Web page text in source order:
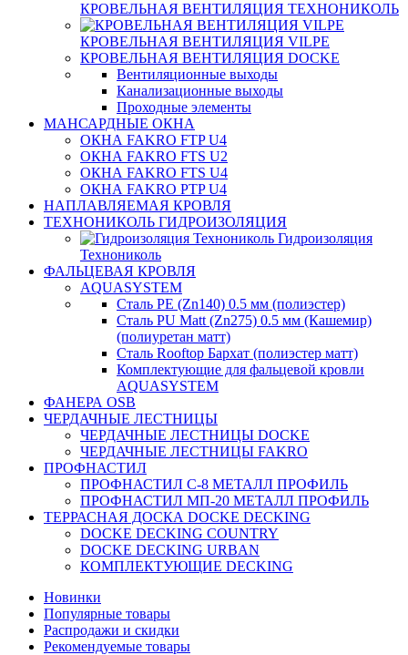
КРОВЕЛЬНАЯ ВЕНТИЛЯЦИЯ ТЕХНОНИКОЛЬ
КРОВЕЛЬНАЯ ВЕНТИЛЯЦИЯ VILPE
КРОВЕЛЬНАЯ ВЕНТИЛЯЦИЯ DOCKE
Вентиляционные выходы
Канализационные выходы
Проходные элементы
МАНСАРДНЫЕ ОКНА
ОКНА FAKRO FTP U4
ОКНА FAKRO FTS U2
ОКНА FAKRO FTS U4
ОКНА FAKRO PTP U4
НАПЛАВЛЯЕМАЯ КРОВЛЯ
ТЕХНОНИКОЛЬ ГИДРОИЗОЛЯЦИЯ
Гидроизоляция
Технониколь
ФАЛЬЦЕВАЯ КРОВЛЯ
AQUASYSTEM
Сталь PE (Zn140) 0.5 мм (полиэстер)
Сталь PU Matt (Zn275) 0.5 мм (Кашемир)
(полиуретан матт)
Сталь Rooftop Бархат (полиэстер матт)
Комплектующие для фальцевой кровли
AQUASYSTEM
ФАНЕРА OSB
ЧЕРДАЧНЫЕ ЛЕСТНИЦЫ
ЧЕРДАЧНЫЕ ЛЕСТНИЦЫ DOCKE
ЧЕРДАЧНЫЕ ЛЕСТНИЦЫ FAKRO
ПРОФНАСТИЛ
ПРОФНАСТИЛ C-8 МЕТАЛЛ ПРОФИЛЬ
ПРОФНАСТИЛ МП-20 МЕТАЛЛ ПРОФИЛЬ
ТЕРРАСНАЯ ДОСКА DOCKE DECKING
DOCKE DECKING COUNTRY
DOCKE DECKING URBAN
КОМПЛЕКТУЮЩИЕ DECKING
Новинки
Популярные товары
Распродажи и скидки
Рекомендуемые товары